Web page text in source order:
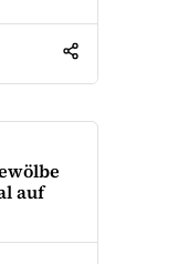
auf